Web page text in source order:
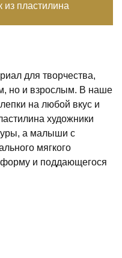
из пластилина
для творчества,
но и взрослым. В наше
на любой вкус и
художники
а малыши с
мягкого
и поддающегося